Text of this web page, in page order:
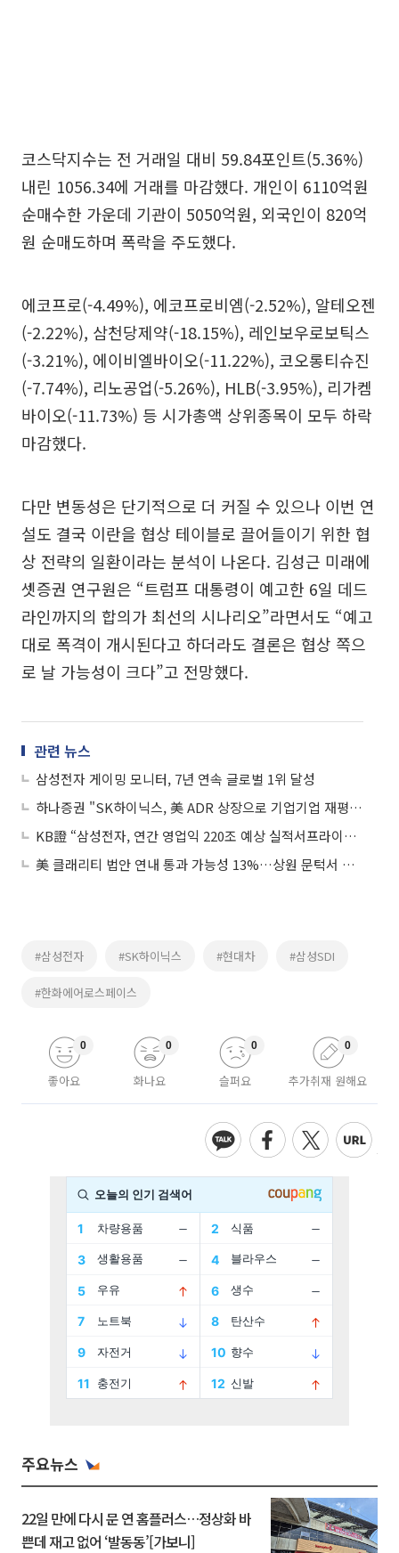
코스닥지수는 전 거래일 대비 59.84포인트(5.36%)
내린 1056.34에 거래를 마감했다. 개인이 6110억원
순매수한 가운데 기관이 5050억원, 외국인이 820억
원 순매도하며 폭락을 주도했다.
에코프로(-4.49%), 에코프로비엠(-2.52%), 알테오젠
(-2.22%), 삼천당제약(-18.15%), 레인보우로보틱스
(-3.21%), 에이비엘바이오(-11.22%), 코오롱티슈진
(-7.74%), 리노공업(-5.26%), HLB(-3.95%), 리가켐
바이오(-11.73%) 등 시가총액 상위종목이 모두 하락
마감했다.
다만 변동성은 단기적으로 더 커질 수 있으나 이번 연
설도 결국 이란을 협상 테이블로 끌어들이기 위한 협
상 전략의 일환이라는 분석이 나온다. 김성근 미래에
셋증권 연구원은 “트럼프 대통령이 예고한 6일 데드
라인까지의 합의가 최선의 시나리오”라면서도 “예고
대로 폭격이 개시된다고 하더라도 결론은 협상 쪽으
로 날 가능성이 크다”고 전망했다.
관련 뉴스
삼성전자 게이밍 모니터, 7년 연속 글로벌 1위 달성
하나증권 "SK하이닉스, 美 ADR 상장으로 기업기업 재평가…목표가 160만원으로 상향"
KB證 “삼성전자, 연간 영업익 220조 예상 실적서프라이즈…목표가 32만원”
美 클래리티 법안 연내 통과 가능성 13%…상원 문턱서 제동
#삼성전자 #SK하이닉스 #현대차 #삼성SDI
#한화에어로스페이스
좋아요
0
화나요
0
슬퍼요
0
추가취재 원해요
0
주요뉴스
22일 만에 다시 문 연 홈플러스…정상화 바
쁜데 재고 없어 ‘발동동’[가보니]